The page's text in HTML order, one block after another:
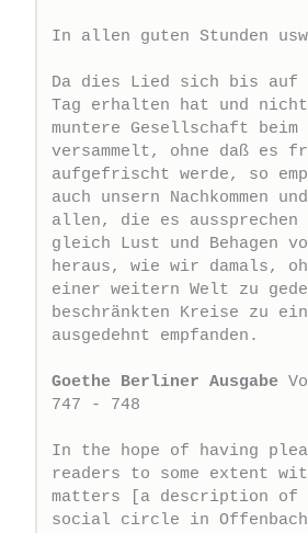
In allen guten Stunden
Da dies Lied sich bis auf
Tag erhalten hat und
muntere Gesellschaft beim
versammelt, ohne daß es
aufgefrischt werde, so
auch unsern Nachkommen
allen, die es aussprechen
gleich Lust und Behagen
heraus, wie wir damals,
einer weitern Welt zu
beschränkten Kreise zu
ausgedehnt empfanden.
Goethe Berliner Ausgabe
747 - 748
In the hope of having
readers to some extent
matters [a description of
social circle in